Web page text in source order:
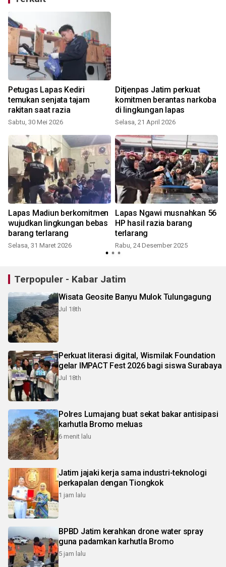
Petugas Lapas Kediri
temukan senjata tajam
rakitan saat razia
Sabtu, 30 Mei 2026
Ditjenpas Jatim perkuat
komitmen berantas narkoba
di lingkungan lapas
Selasa, 21 April 2026
Lapas Madiun berkomitmen
wujudkan lingkungan bebas
barang terlarang
Selasa, 31 Maret 2026
Lapas Ngawi musnahkan 56
HP hasil razia barang
terlarang
Rabu, 24 Desember 2025
Terpopuler - Kabar Jatim
Wisata Geosite Banyu Mulok Tulungagung
Jul 18th
Perkuat literasi digital, Wismilak Foundation
gelar IMPACT Fest 2026 bagi siswa Surabaya
Jul 18th
Polres Lumajang buat sekat bakar antisipasi
karhutla Bromo meluas
6 menit lalu
Jatim jajaki kerja sama industri-teknologi
perkapalan dengan Tiongkok
1 jam lalu
BPBD Jatim kerahkan drone water spray
guna padamkan karhutla Bromo
5 jam lalu